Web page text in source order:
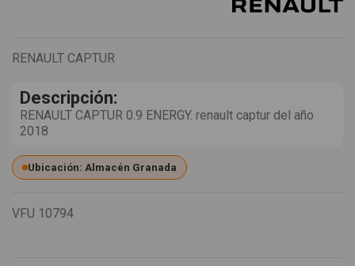
RENAULT CAPTUR
Descripción:
RENAULT CAPTUR 0.9 ENERGY. renault captur del año
2018
Ubicación: Almacén Granada
VFU 10794